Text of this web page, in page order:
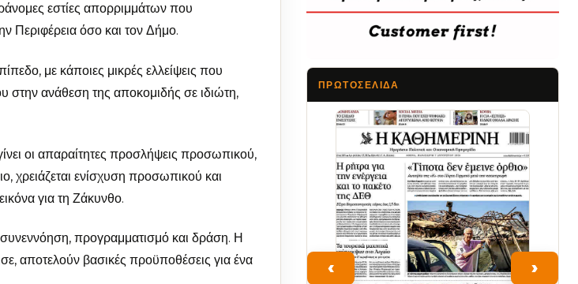
εστίες απορριμμάτων που
Περιφέρεια όσο και τον Δήμο.
με κάποιες μικρές ελλείψεις που
στην ανάθεση της αποκομιδής σε ιδιώτη,
οι απαραίτητες προσλήψεις προσωπικού,
χρειάζεται ενίσχυση προσωπικού και
για τη Ζάκυνθο.
προγραμματισμό και δράση. Η
αποτελούν βασικές προϋποθέσεις για ένα
ΠΡΩΤΟΣΈΛΙΔΑ
‹ ›